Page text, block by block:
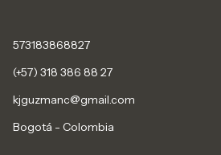
573183868827
(+57) 318 386 88 27
kjguzmanc@gmail.com
Bogotá - Colombia